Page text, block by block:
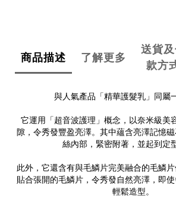
商品描述 了解更多
送貨
款方
與人氣產品「精華護髮乳」同屬
它運用「超音波護理」概念，以奈米級美
隙，令秀發豐盈亮澤。其中蘊含亮澤記憶
絲內部，緊密附著，並起到定
此外，它還含有與毛鱗片完美融合的毛鱗
貼合張開的毛鱗片，令秀發自然亮澤，即
輕鬆造型。